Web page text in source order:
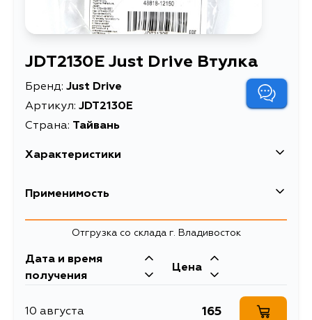
JDT2130E Just Drive Втулка
Бренд: Just Drive
Артикул: JDT2130E
Страна: Тайвань
Характеристики
Масса, кг
Применимость
Toyota
Кузов Двигатель
VZV21, CV20, SV21, SV25, SV20,
EE100, EE110, AE101G, CE110L,
3SFE, 2CT, 1SI, 1S,
4AGE, 3SGELU,
4AGELU, 5AFE, 2E,
Отгрузка со склада г. Владивосток
Дата и время
получения
Цена
10 августа 165